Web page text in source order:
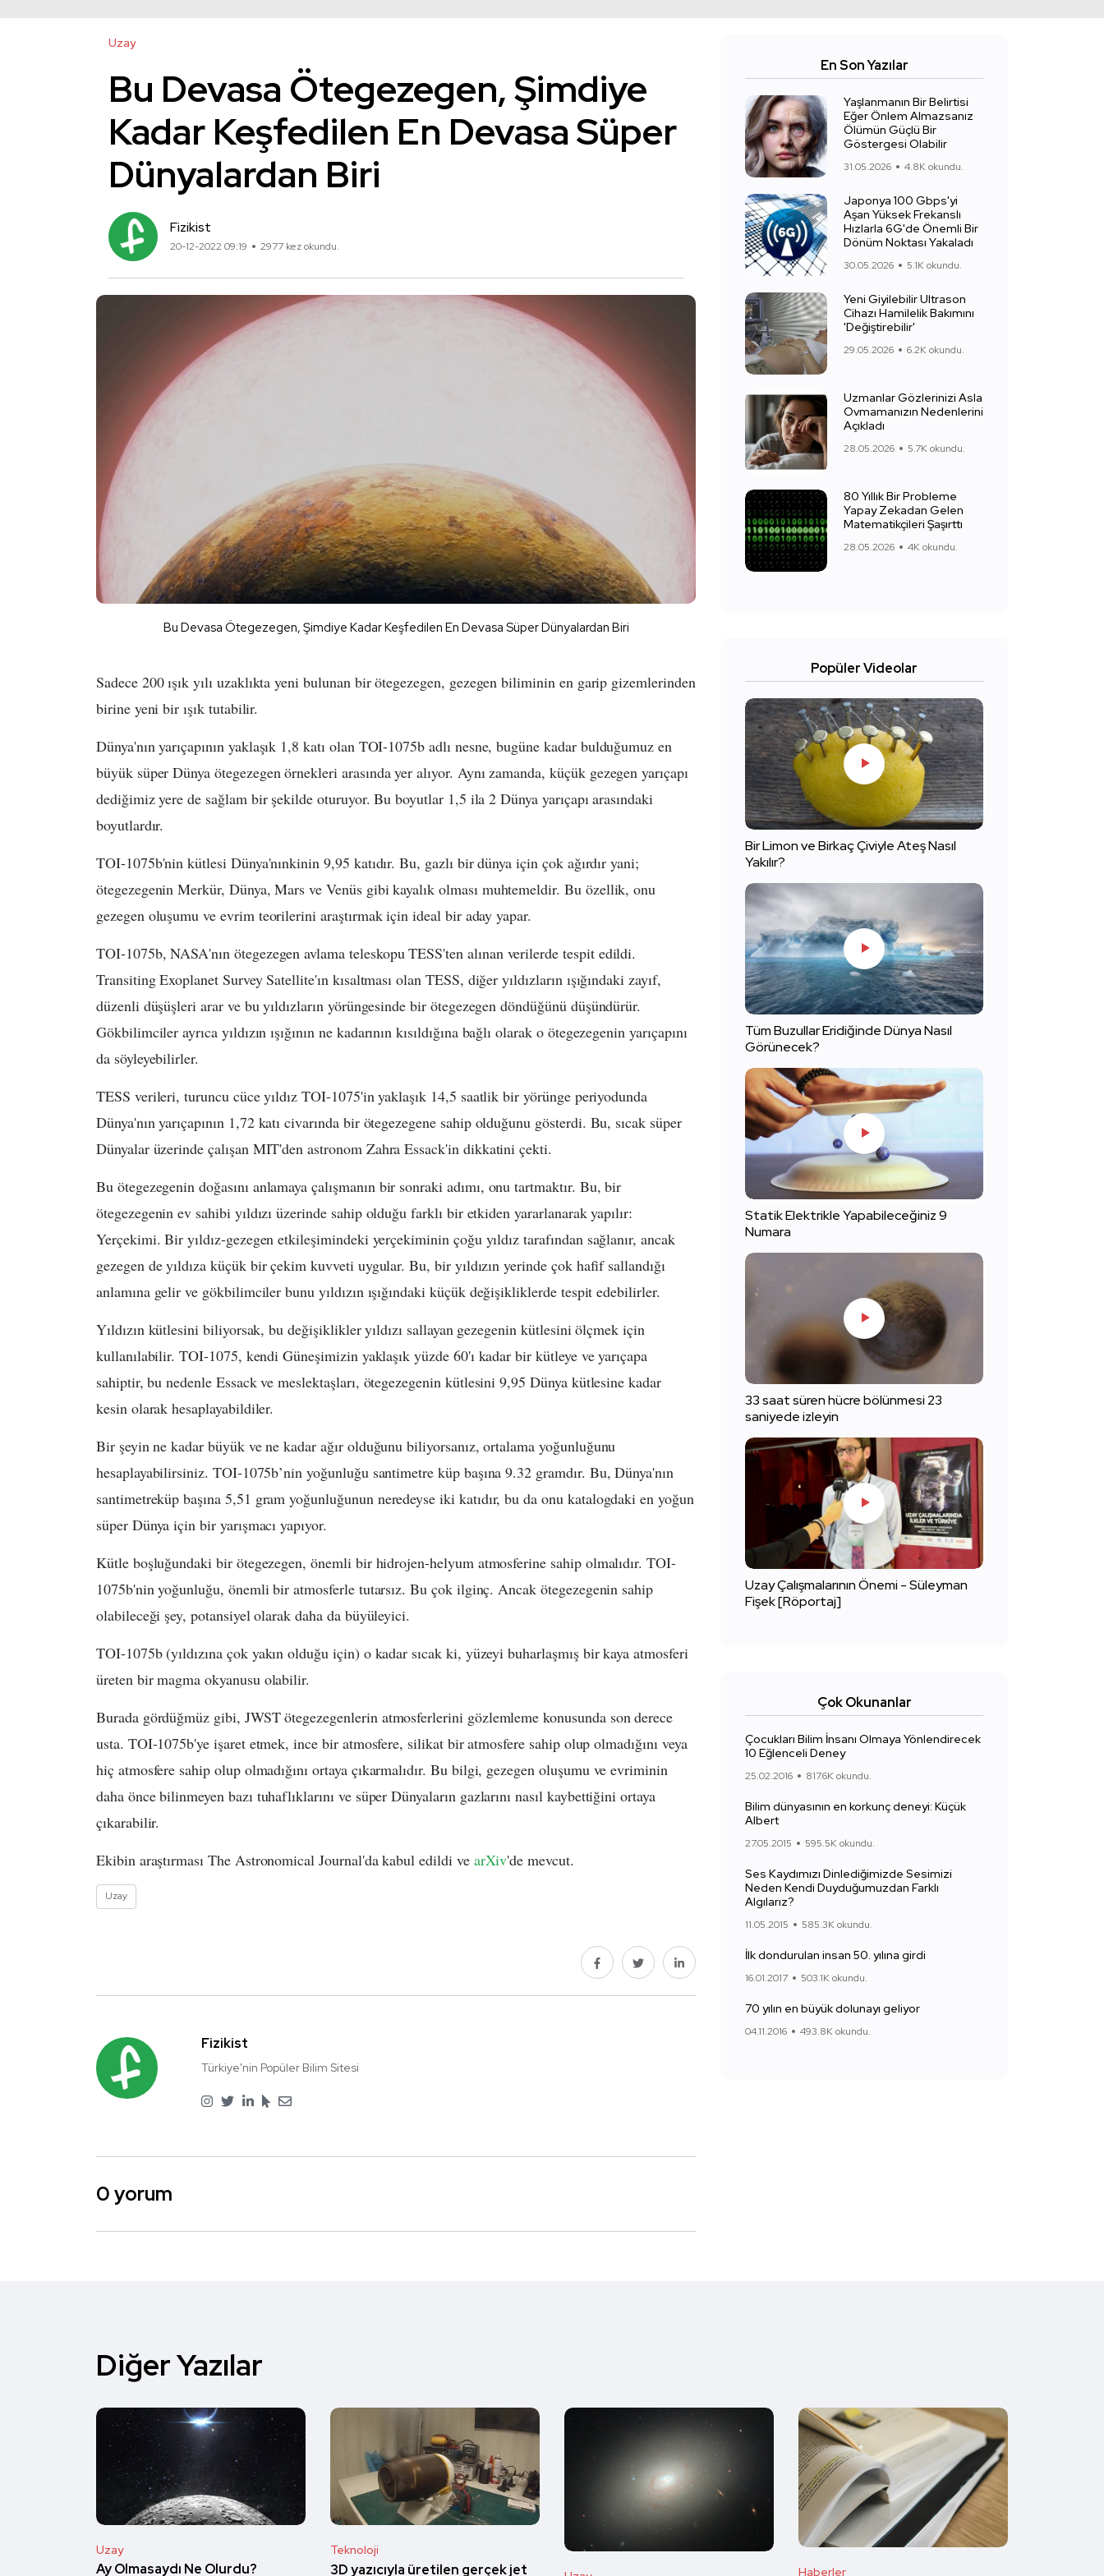
Uzay
Bu Devasa Ötegezegen, Şimdiye
Kadar Keşfedilen En Devasa Süper
Dünyalardan Biri
Fizikist
20-12-2022 09:19 2977 kez okundu.
Bu Devasa Ötegezegen, Şimdiye Kadar Keşfedilen En Devasa Süper Dünyalardan Biri
Sadece 200 ışık yılı uzaklıkta yeni bulunan bir ötegezegen, gezegen biliminin en garip gizemlerinden
birine yeni bir ışık tutabilir.
Dünya'nın yarıçapının yaklaşık 1,8 katı olan TOI-1075b adlı nesne, bugüne kadar bulduğumuz en
büyük süper Dünya ötegezegen örnekleri arasında yer alıyor. Aynı zamanda, küçük gezegen yarıçapı
dediğimiz yere de sağlam bir şekilde oturuyor. Bu boyutlar 1,5 ila 2 Dünya yarıçapı arasındaki
boyutlardır.
TOI-1075b'nin kütlesi Dünya'nınkinin 9,95 katıdır. Bu, gazlı bir dünya için çok ağırdır yani;
ötegezegenin Merkür, Dünya, Mars ve Venüs gibi kayalık olması muhtemeldir. Bu özellik, onu
gezegen oluşumu ve evrim teorilerini araştırmak için ideal bir aday yapar.
TOI-1075b, NASA'nın ötegezegen avlama teleskopu TESS'ten alınan verilerde tespit edildi.
Transiting Exoplanet Survey Satellite'ın kısaltması olan TESS, diğer yıldızların ışığındaki zayıf,
düzenli düşüşleri arar ve bu yıldızların yörüngesinde bir ötegezegen döndüğünü düşündürür.
Gökbilimciler ayrıca yıldızın ışığının ne kadarının kısıldığına bağlı olarak o ötegezegenin yarıçapını
da söyleyebilirler.
TESS verileri, turuncu cüce yıldız TOI-1075'in yaklaşık 14,5 saatlik bir yörünge periyodunda
Dünya'nın yarıçapının 1,72 katı civarında bir ötegezegene sahip olduğunu gösterdi. Bu, sıcak süper
Dünyalar üzerinde çalışan MIT'den astronom Zahra Essack'in dikkatini çekti.
Bu ötegezegenin doğasını anlamaya çalışmanın bir sonraki adımı, onu tartmaktır. Bu, bir
ötegezegenin ev sahibi yıldızı üzerinde sahip olduğu farklı bir etkiden yararlanarak yapılır:
Yerçekimi. Bir yıldız-gezegen etkileşimindeki yerçekiminin çoğu yıldız tarafından sağlanır, ancak
gezegen de yıldıza küçük bir çekim kuvveti uygular. Bu, bir yıldızın yerinde çok hafif sallandığı
anlamına gelir ve gökbilimciler bunu yıldızın ışığındaki küçük değişikliklerde tespit edebilirler.
Yıldızın kütlesini biliyorsak, bu değişiklikler yıldızı sallayan gezegenin kütlesini ölçmek için
kullanılabilir. TOI-1075, kendi Güneşimizin yaklaşık yüzde 60'ı kadar bir kütleye ve yarıçapa
sahiptir, bu nedenle Essack ve meslektaşları, ötegezegenin kütlesini 9,95 Dünya kütlesine kadar
kesin olarak hesaplayabildiler.
Bir şeyin ne kadar büyük ve ne kadar ağır olduğunu biliyorsanız, ortalama yoğunluğunu
hesaplayabilirsiniz. TOI-1075b’nin yoğunluğu santimetre küp başına 9.32 gramdır. Bu, Dünya'nın
santimetreküp başına 5,51 gram yoğunluğunun neredeyse iki katıdır, bu da onu katalogdaki en yoğun
süper Dünya için bir yarışmacı yapıyor.
Kütle boşluğundaki bir ötegezegen, önemli bir hidrojen-helyum atmosferine sahip olmalıdır. TOI-
1075b'nin yoğunluğu, önemli bir atmosferle tutarsız. Bu çok ilginç. Ancak ötegezegenin sahip
olabileceği şey, potansiyel olarak daha da büyüleyici.
TOI-1075b (yıldızına çok yakın olduğu için) o kadar sıcak ki, yüzeyi buharlaşmış bir kaya atmosferi
üreten bir magma okyanusu olabilir.
Burada gördüğmüz gibi, JWST ötegezegenlerin atmosferlerini gözlemleme konusunda son derece
usta. TOI-1075b'ye işaret etmek, ince bir atmosfere, silikat bir atmosfere sahip olup olmadığını veya
hiç atmosfere sahip olup olmadığını ortaya çıkarmalıdır. Bu bilgi, gezegen oluşumu ve evriminin
daha önce bilinmeyen bazı tuhaflıklarını ve süper Dünyaların gazlarını nasıl kaybettiğini ortaya
çıkarabilir.
Ekibin araştırması The Astronomical Journal'da kabul edildi ve arXiv'de mevcut.
Uzay
Fizikist
Türkiye'nin Popüler Bilim Sitesi
0 yorum
En Son Yazılar
Yaşlanmanın Bir Belirtisi
Eğer Önlem Almazsanız
Ölümün Güçlü Bir
Göstergesi Olabilir
31.05.2026 4.8K okundu.
Japonya 100 Gbps'yi
Aşan Yüksek Frekanslı
Hızlarla 6G'de Önemli Bir
Dönüm Noktası Yakaladı
30.05.2026 5.1K okundu.
Yeni Giyilebilir Ultrason
Cihazı Hamilelik Bakımını
'Değiştirebilir'
29.05.2026 6.2K okundu.
Uzmanlar Gözlerinizi Asla
Ovmamanızın Nedenlerini
Açıkladı
28.05.2026 5.7K okundu.
80 Yıllık Bir Probleme
Yapay Zekadan Gelen
Matematikçileri Şaşırttı
28.05.2026 4K okundu.
Popüler Videolar
Bir Limon ve Birkaç Çiviyle Ateş Nasıl
Yakılır?
Tüm Buzullar Eridiğinde Dünya Nasıl
Görünecek?
Statik Elektrikle Yapabileceğiniz 9
Numara
33 saat süren hücre bölünmesi 23
saniyede izleyin
Uzay Çalışmalarının Önemi - Süleyman
Fişek [Röportaj]
Çok Okunanlar
Çocukları Bilim İnsanı Olmaya Yönlendirecek
10 Eğlenceli Deney
25.02.2016 817.6K okundu.
Bilim dünyasının en korkunç deneyi: Küçük
Albert
27.05.2015 595.5K okundu.
Ses Kaydımızı Dinlediğimizde Sesimizi
Neden Kendi Duyduğumuzdan Farklı
Algılarız?
11.05.2015 585.3K okundu.
İlk dondurulan insan 50. yılına girdi
16.01.2017 503.1K okundu.
70 yılın en büyük dolunayı geliyor
04.11.2016 493.8K okundu.
Diğer Yazılar
Uzay
Ay Olmasaydı Ne Olurdu?
Teknoloji
3D yazıcıyla üretilen gerçek jet Haberler